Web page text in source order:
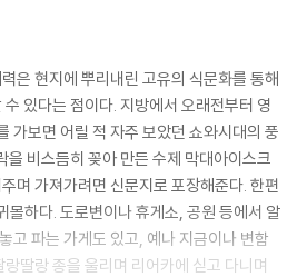
은 현지에 뿌리내린 고유의 식문화를 통해
있다는 점이다. 지방에서 오래전부터 영
가보면 어릴 적 자주 보았던 쇼와시대의 풍
을 비스듬히 꽂아 만든 수제 막대아이스크
며 가져가려면 신문지로 포장해준다. 한편
몰하다. 도로변이나 휴게소, 공원 등에서 알
고 파는 가게도 있고, 예나 지금이나 변함
딸랑 종을 울리며 리어카에 싣고 다니며